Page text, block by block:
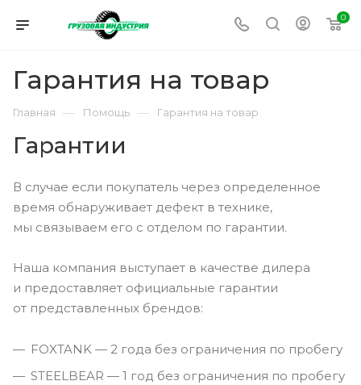
0
Гарантия на товар
Главная — Помощь — Гарантия на товар
Гарантии
В случае если покупатель через определенное
время обнаруживает дефект в технике,
мы связываем его с отделом по гарантии.
Наша компания выступает в качестве дилера
и предоставляет официальные гарантии
от представленных брендов:
FOXTANK — 2 года без ограничения по пробегу
STEELBEAR — 1 год без ограничения по пробегу